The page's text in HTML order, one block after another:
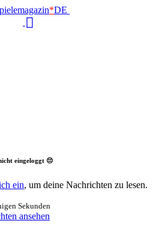
*DE
eingeloggt 😔
ein, um deine Nachrichten zu lesen.
Sekunden
ansehen